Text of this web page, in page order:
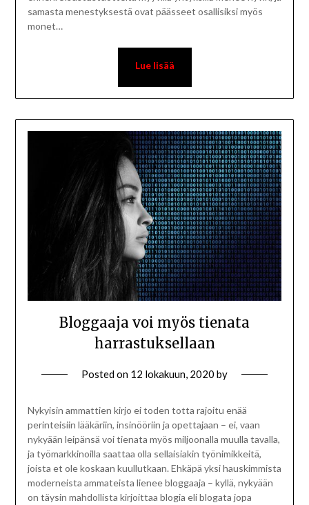
samasta menestyksestä ovat päässeet osallisiksi myös
monet…
Bloggaaja voi myös tienata
harrastuksellaan
Posted on 12 lokakuun, 2020 by
Nykyisin ammattien kirjo ei toden totta rajoitu enää
perinteisiin lääkäriin, insinööriin ja opettajaan – ei, vaan
nykyään leipänsä voi tienata myös miljoonalla muulla tavalla,
ja työmarkkinoilla saattaa olla sellaisiakin työnimikkeitä,
joista et ole koskaan kuullutkaan. Ehkäpä yksi hauskimmista
moderneista ammateista lienee bloggaaja – kyllä, nykyään
on täysin mahdollista kirjoittaa blogia eli blogata jopa